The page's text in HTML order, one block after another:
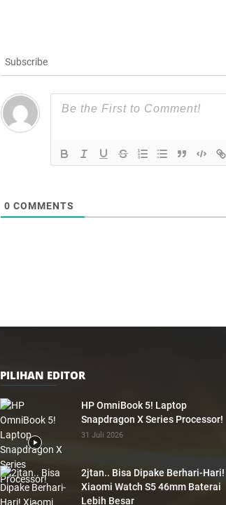
Subscribe
0 COMMENTS
PILIHAN EDITOR
HP OmniBook 5! Laptop
Snapdragon X Series Processor!
31 Juli 2026
2jtan.. Bisa Dipake Berhari-Hari!
Xiaomi Watch S5 46mm Baterai
Lebih Besar